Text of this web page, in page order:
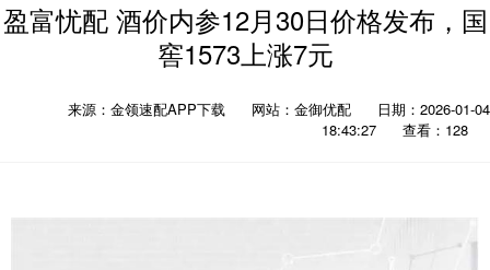
盈富忧配 酒价内参12月30日价格发布，国
窖1573上涨7元
来源：金领速配APP下载 网站：金御优配
日期：2026-01-04
18:43:27
查看：128